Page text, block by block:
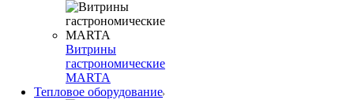
Витрины
гастрономические
MARTA
Тепловое оборудование